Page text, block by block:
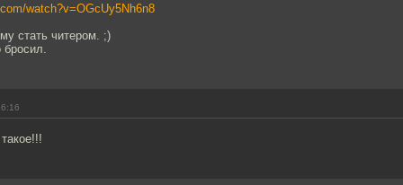
watch?v=OGcUy5Nh6n8
стать читером. ;)
бросил.